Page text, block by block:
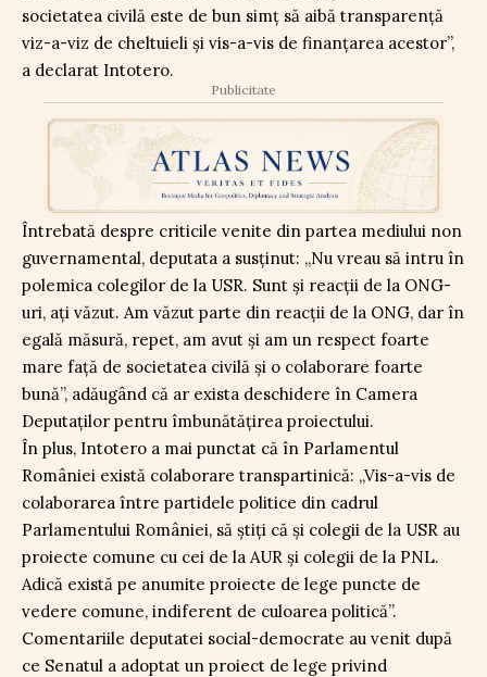
societatea civilă este de bun simț să aibă transparență
viz-a-viz de cheltuieli și vis-a-vis de finanțarea acestor”,
a declarat Intotero.
Publicitate
Întrebată despre criticile venite din partea mediului non
guvernamental, deputata a susținut: „Nu vreau să intru în
polemica colegilor de la USR. Sunt și reacții de la ONG-
uri, ați văzut. Am văzut parte din reacții de la ONG, dar în
egală măsură, repet, am avut și am un respect foarte
mare față de societatea civilă și o colaborare foarte
bună”, adăugând că ar exista deschidere în Camera
Deputaților pentru îmbunătățirea proiectului.
În plus, Intotero a mai punctat că în Parlamentul
României există colaborare transpartinică: „Vis-a-vis de
colaborarea între partidele politice din cadrul
Parlamentului României, să știți că și colegii de la USR au
proiecte comune cu cei de la AUR și colegii de la PNL.
Adică există pe anumite proiecte de lege puncte de
vedere comune, indiferent de culoarea politică”.
Comentariile deputatei social-democrate au venit după
ce Senatul a adoptat un proiect de lege privind